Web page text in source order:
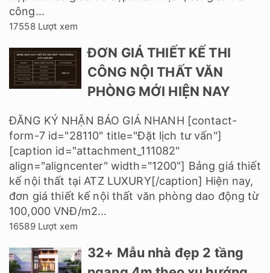
công...
17558 Lượt xem
ĐƠN GIÁ THIẾT KẾ THI
CÔNG NỘI THẤT VĂN
PHÒNG MỚI HIỆN NAY
ĐĂNG KÝ NHẬN BÁO GIÁ NHANH [contact-
form-7 id="28110" title="Đặt lịch tư vấn"]
[caption id="attachment_111082"
align="aligncenter" width="1200"] Bảng giá thiết
kế nội thất tại ATZ LUXURY[/caption] Hiện nay,
đơn giá thiết kế nội thất văn phòng dao động từ
100,000 VNĐ/m2...
16589 Lượt xem
32+ Mẫu nhà đẹp 2 tầng